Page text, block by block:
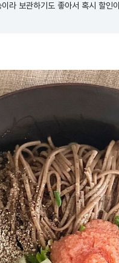
라 보관하기도 좋아서 혹시 할인